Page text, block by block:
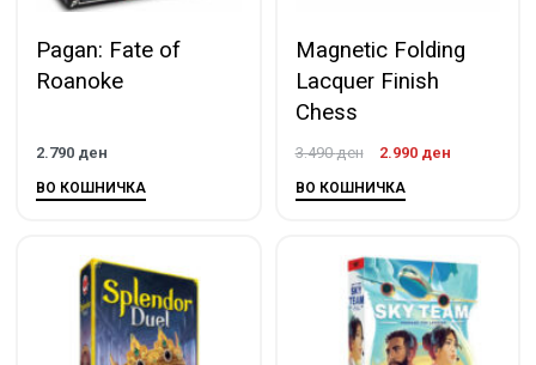
Pagan: Fate of
Roanoke
2.790 ден
ВО КОШНИЧКА
Magnetic Folding
Lacquer Finish
Chess
3.490ден 2.990 ден
ВО КОШНИЧКА